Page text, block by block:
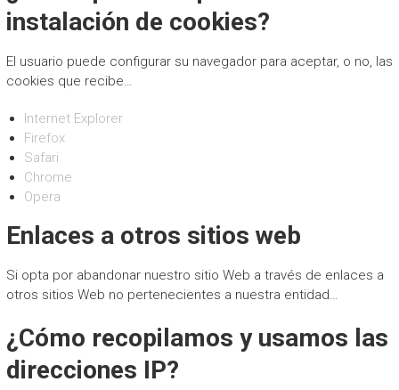
instalación de cookies?
El usuario puede configurar su navegador para aceptar, o no, las
cookies que recibe…
Internet Explorer
Firefox
Safari
Chrome
Opera
Enlaces a otros sitios web
Si opta por abandonar nuestro sitio Web a través de enlaces a
otros sitios Web no pertenecientes a nuestra entidad…
¿Cómo recopilamos y usamos las
direcciones IP?
Necesarias
Estas
cookies no
son
opcionales.
Son
para que
funcione la
web.
Estadísticas
Para que